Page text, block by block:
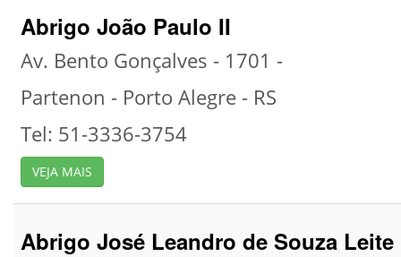
Abrigo João Paulo II
Av. Bento Gonçalves - 1701 -
Partenon - Porto Alegre - RS
Tel: 51-3336-3754
VEJA MAIS
Abrigo José Leandro de Souza Leite